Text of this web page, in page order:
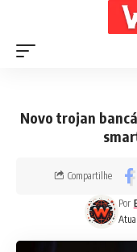
Novo trojan
Por
Compartilhe